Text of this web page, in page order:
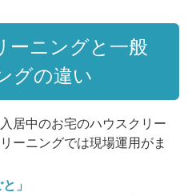
ーニングと一般
グの違い
居中のお宅のハウスクリー
ーニングでは現場運用がま
」